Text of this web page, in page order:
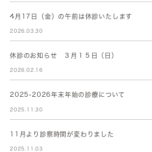
4月17日（金）の午前は休診いたします
2026.03.30
休診のお知らせ ３月１５日（日）
2026.02.16
2025-2026年末年始の診療について
2025.11.30
11月より診察時間が変わりました
2025.11.03